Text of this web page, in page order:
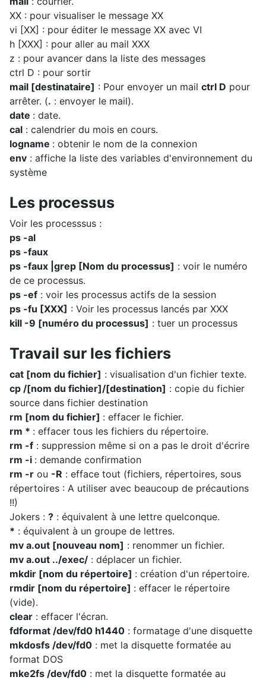
XX : pour visualiser le message XX
vi [XX] : pour éditer le message XX avec VI
h [XXX] : pour aller au mail XXX
z : pour avancer dans la liste des messages
ctrl D : pour sortir
mail [destinataire] : Pour envoyer un mail ctrl D pour
arrêter. (. : envoyer le mail).
date : date.
cal : calendrier du mois en cours.
logname : obtenir le nom de la connexion
env : affiche la liste des variables d'environnement du
système
Les processus
Voir les processsus :
ps -al
ps -faux
ps -faux |grep [Nom du processus] : voir le numéro
de ce processus.
ps -ef : voir les processus actifs de la session
ps -fu [XXX] : Voir les processus lancés par XXX
kill -9 [numéro du processus] : tuer un processus
Travail sur les fichiers
cat [nom du fichier] : visualisation d'un fichier texte.
cp /[nom du fichier]/[destination] : copie du fichier
source dans fichier destination
rm [nom du fichier] : effacer le fichier.
rm * : effacer tous les fichiers du répertoire.
rm -f : suppression même si on a pas le droit d'écrire
rm -i : demande confirmation
rm -r ou -R : efface tout (fichiers, répertoires, sous
répertoires : A utiliser avec beaucoup de précautions
!!)
Jokers : ? : équivalent à une lettre quelconque.
* : équivalent à un groupe de lettres.
mv a.out [nouveau nom] : renommer un fichier.
mv a.out ../exec/ : déplacer un fichier.
mkdir [nom du répertoire] : création d'un répertoire.
rmdir [nom du répertoire] : effacer le répertoire
(vide).
clear : effacer l'écran.
fdformat /dev/fd0 h1440 : formatage d'une disquette
mkdosfs /dev/fd0 : met la disquette formatée au
format DOS
mke2fs /dev/fd0 : met la disquette formatée au